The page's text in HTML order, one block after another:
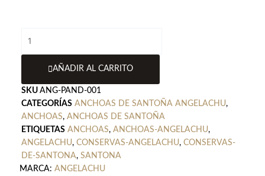
de
Santoña
Angelachu
cantidad
AÑADIR AL CARRITO
SKU ANG-PAND-001
CATEGORÍAS ANCHOAS DE SANTOÑA ANGELACHU,
ANCHOAS, ANCHOAS DE SANTOÑA
ETIQUETAS ANCHOAS, ANCHOAS-ANGELACHU,
ANGELACHU, CONSERVAS-ANGELACHU, CONSERVAS-
DE-SANTONA, SANTONA
MARCA:ANGELACHU